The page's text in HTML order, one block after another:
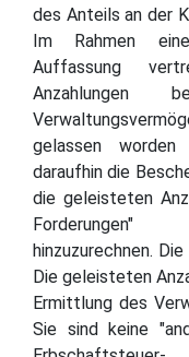
des Anteils an der
Im Rahmen
Auffassung
gelassen
daraufhin die
die geleisteten
Forderungen"
hinzuzurechnen.
Die geleisteten
Ermittlung des
Sie sind keine